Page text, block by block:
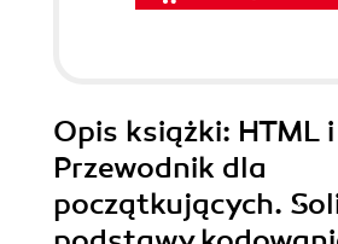
Opis książki: HTML
Przewodnik dla
początkujących.